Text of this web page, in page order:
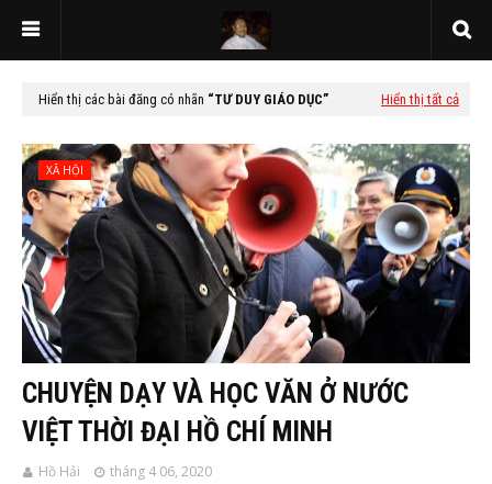
Hiển thị các bài đăng có nhãn TƯ DUY GIÁO DỤC Hiển thị tất cả
XÃ HỘI
CHUYỆN DẠY VÀ HỌC VĂN Ở NƯỚC
VIỆT THỜI ĐẠI HỒ CHÍ MINH
Hồ Hải tháng 4 06, 2020